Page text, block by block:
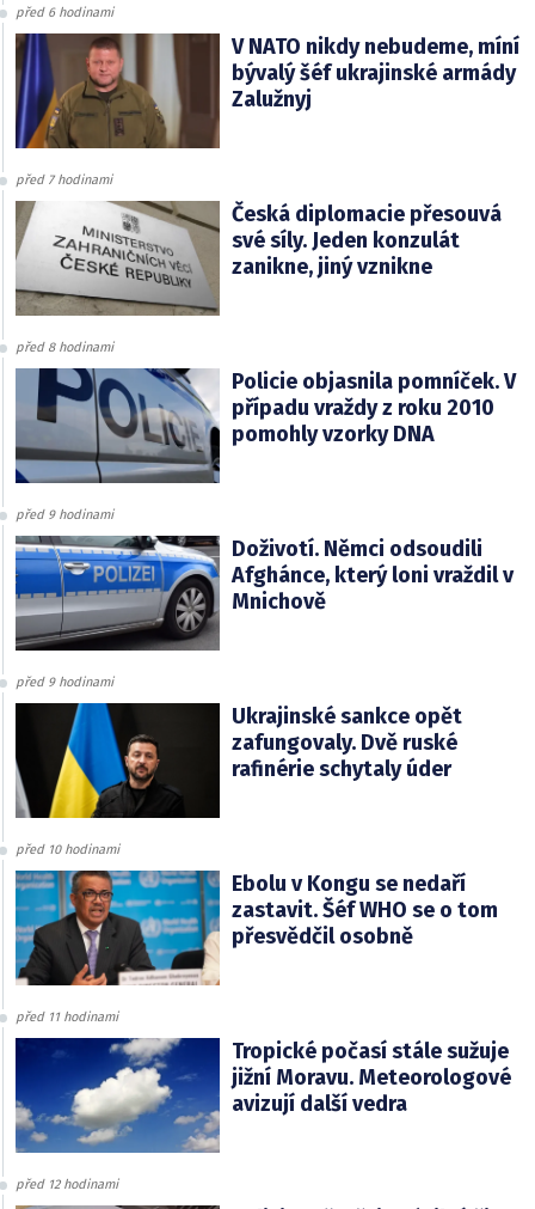
před 6 hodinami
V NATO nikdy nebudeme, míní
bývalý šéf ukrajinské armády
Zalužnyj
před 7 hodinami
Česká diplomacie přesouvá
své síly. Jeden konzulát
zanikne, jiný vznikne
před 8 hodinami
Policie objasnila pomníček. V
případu vraždy z roku 2010
pomohly vzorky DNA
před 9 hodinami
Doživotí. Němci odsoudili
Afghánce, který loni vraždil v
Mnichově
před 9 hodinami
Ukrajinské sankce opět
zafungovaly. Dvě ruské
rafinérie schytaly úder
před 10 hodinami
Ebolu v Kongu se nedaří
zastavit. Šéf WHO se o tom
přesvědčil osobně
před 11 hodinami
Tropické počasí stále sužuje
jižní Moravu. Meteorologové
avizují další vedra
před 12 hodinami